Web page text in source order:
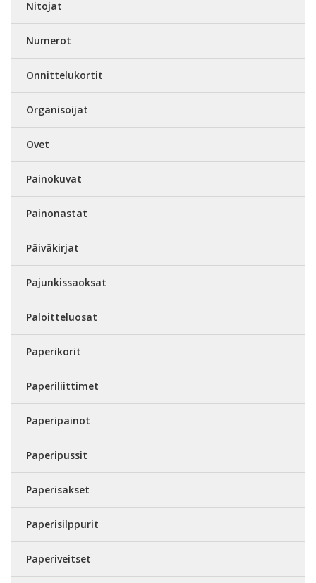
Nitojat
Numerot
Onnittelukortit
Organisoijat
Ovet
Painokuvat
Painonastat
Päiväkirjat
Pajunkissaoksat
Paloitteluosat
Paperikorit
Paperiliittimet
Paperipainot
Paperipussit
Paperisakset
Paperisilppurit
Paperiveitset